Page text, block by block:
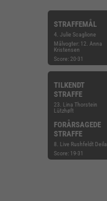
STRAFFEMÅL
4. Julie Scaglione
Målvogter: 12. Anna
Kristensen
Score: 20-31
TILKENDT
STRAFFE
23. Lina Thorstein
Lützhøft
FORÅRSAGEDE
STRAFFE
8. Live Rushfeldt Deila
Score: 19-31